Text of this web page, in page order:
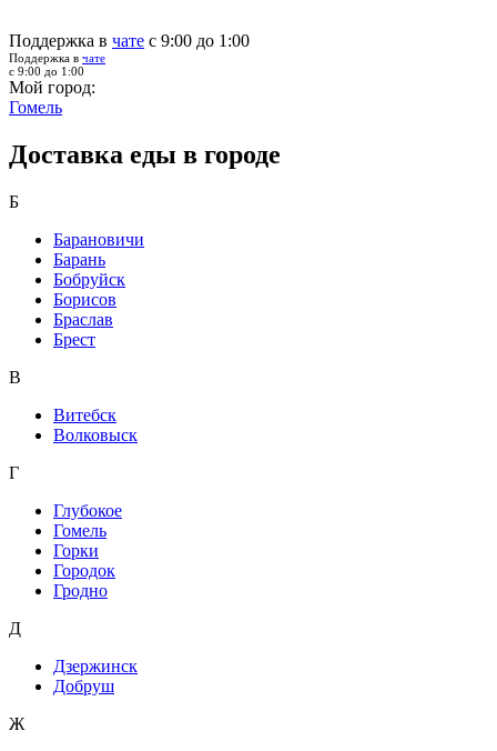
Поддержка в чате с 9:00 до 1:00
Поддержка в чате
с 9:00 до 1:00
Мой город:
Гомель
Доставка еды в городе
Б
Барановичи
Барань
Бобруйск
Борисов
Браслав
Брест
В
Витебск
Волковыск
Г
Глубокое
Гомель
Горки
Городок
Гродно
Д
Дзержинск
Добруш
Ж